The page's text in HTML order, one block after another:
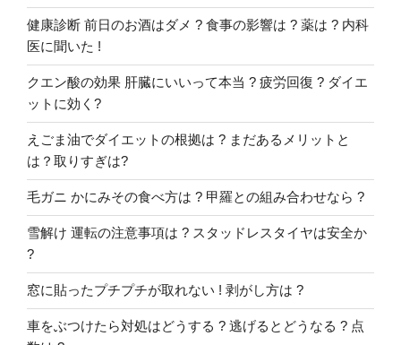
健康診断 前日のお酒はダメ ? 食事の影響は ? 薬は ? 内科
医に聞いた !
クエン酸の効果 肝臓にいいって本当 ? 疲労回復 ? ダイエ
ットに効く?
えごま油でダイエットの根拠は ? まだあるメリットと
は？取りすぎは?
毛ガニ かにみその食べ方は ? 甲羅との組み合わせなら ?
雪解け 運転の注意事項は ? スタッドレスタイヤは安全か
?
窓に貼ったプチプチが取れない ! 剥がし方は ?
車をぶつけたら対処はどうする ? 逃げるとどうなる ? 点